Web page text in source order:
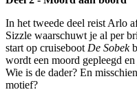
In het tweede deel reist Arlo
Sizzle waarschuwt je al per
start op cruisebootDe Sobek
wordt een moord gepleegd
Wie is de dader? En
motief?